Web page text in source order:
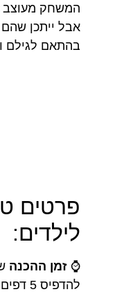
המשחק מעוצב
אבל ייתכן
בהתאם לגילם
פרטים
לילדים:
⌚ זמן ההכנה
להדפיס 5 דפים